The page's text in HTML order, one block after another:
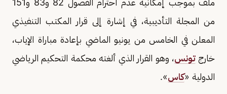
ملف بموجب إمكانية عدم احترام الفصول 82 و83 و151
من المجلة التأديبية، في إشارة إلى قرار المكتب التنفيذي
المعلن في الخامس من يونيو الماضي بإعادة مباراة الإياب،
خارجتونس، وهو القرار الذي ألغته محكمة التحكيم الرياضي
الدولية «كاس».